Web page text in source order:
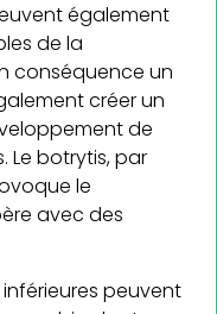
également
de la
conséquence un
créer un
de
Le botrytis, par
le
avec des
peuvent